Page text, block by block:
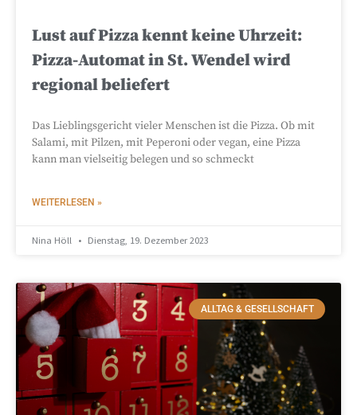
Lust auf Pizza kennt keine Uhrzeit:
Pizza-Automat in St. Wendel wird
regional beliefert
Das Lieblingsgericht vieler Menschen ist die Pizza. Ob mit
Salami, mit Pilzen, mit Peperoni oder vegan, eine Pizza
kann man vielseitig belegen und so schmeckt
WEITERLESEN »
Nina Höll Dienstag, 19. Dezember 2023
ALLTAG & GESELLSCHAFT